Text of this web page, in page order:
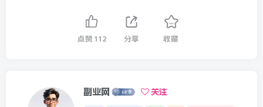
点赞 112 分享 收藏
副业网 关注